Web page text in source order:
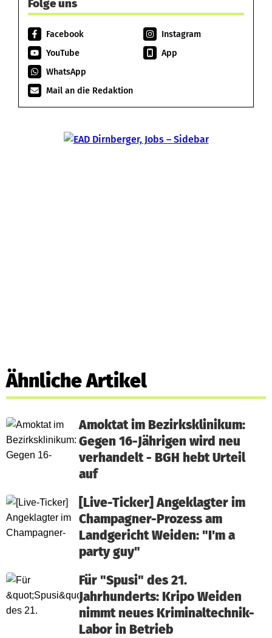
Folge uns
Facebook
Instagram
YouTube
App
WhatsApp
Mail an die Redaktion
Ähnliche Artikel
Amoktat im Bezirksklinikum:
Gegen 16-Jährigen wird neu
verhandelt - BGH hebt Urteil
auf
[Live-Ticker] Angeklagter im
Champagner-Prozess am
Landgericht Weiden: "I'm a
party guy"
Für "Spusi" des 21.
Jahrhunderts: Kripo Weiden
nimmt neues Kriminaltechnik-
Labor in Betrieb